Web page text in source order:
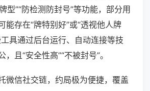
型”“防检测防封号”等功能，部分用
能存在“牌特别好”或“透视他人牌
具通过后台运行、自动连接等技
且“安全性高”“不被封号”。
微信社交链，约局极为便捷，覆盖